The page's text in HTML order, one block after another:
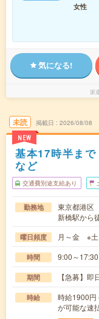
女性
気になる!
派
未読
NEW
掲載日 2026/08/08
基本17時半ま
など
交通費別途支給あり
勤務地
東京都港区
新橋駅から
曜日頻度 月～金 ※土
時間 9:00～
期間 【急募】即
時給
時給1900
が可能な速